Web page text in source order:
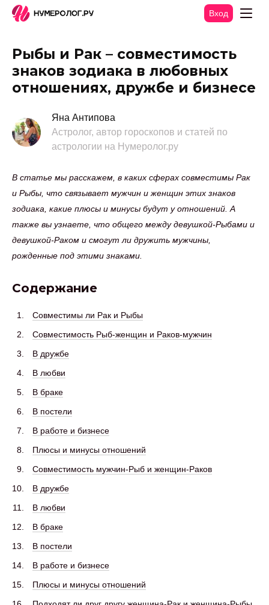
Вход
Рыбы и Рак – совместимость
знаков зодиака в любовных
отношениях, дружбе и бизнесе
Яна Антипова
Астролог, автор гороскопов и статей по
астрологии на Нумеролог.ру
В статье мы расскажем, в каких сферах совместимы Рак
и Рыбы, что связывает мужчин и женщин этих знаков
зодиака, какие плюсы и минусы будут у отношений. А
также вы узнаете, что общего между девушкой-Рыбами и
девушкой-Раком и смогут ли дружить мужчины,
рожденные под этими знаками.
Содержание
Совместимы ли Рак и Рыбы
Совместимость Рыб-женщин и Раков-мужчин
В дружбе
В любви
В браке
В постели
В работе и бизнесе
Плюсы и минусы отношений
Совместимость мужчин-Рыб и женщин-Раков
В дружбе
В любви
В браке
В постели
В работе и бизнесе
Плюсы и минусы отношений